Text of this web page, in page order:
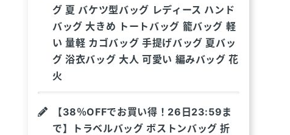
グ 夏 バケツ型バッグ レディース ハンド
バッグ 大きめ トートバッグ 籠バッグ 軽
い 量軽 カゴバッグ 手提げバッグ 夏バッ
グ 浴衣バッグ 大人 可愛い 編みバッグ 花
火
【38％OFFでお買い得！26日23:59ま
で】トラベルバッグ ボストンバッグ 折